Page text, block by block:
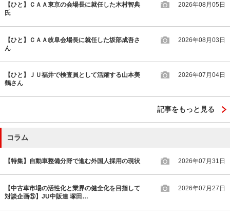
【ひと】ＣＡＡ東京の会場長に就任した木村智典
氏
2026年08月05日
【ひと】ＣＡＡ岐阜会場長に就任した坂部成吾さ
ん
2026年08月03日
【ひと】ＪＵ福井で検査員として活躍する山本美
鶴さん
2026年07月04日
記事をもっと見る
コラム
【特集】自動車整備分野で進む外国人採用の現状 2026年07月31日
【中古車市場の活性化と業界の健全化を目指して
対談企画⑤】JU中販連 塚田…
2026年07月27日